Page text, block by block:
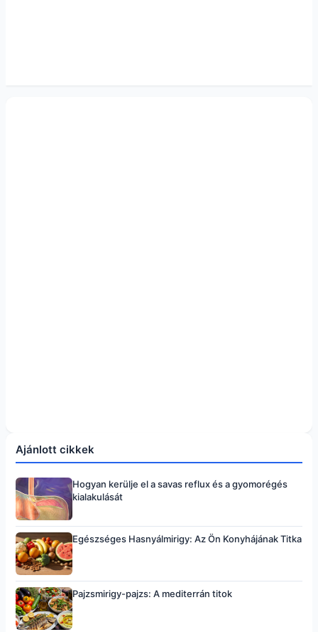
Ajánlott cikkek
Hogyan kerülje el a savas reflux és a gyomorégés
kialakulását
Egészséges Hasnyálmirigy: Az Ön Konyhájának Titka
Pajzsmirigy-pajzs: A mediterrán titok